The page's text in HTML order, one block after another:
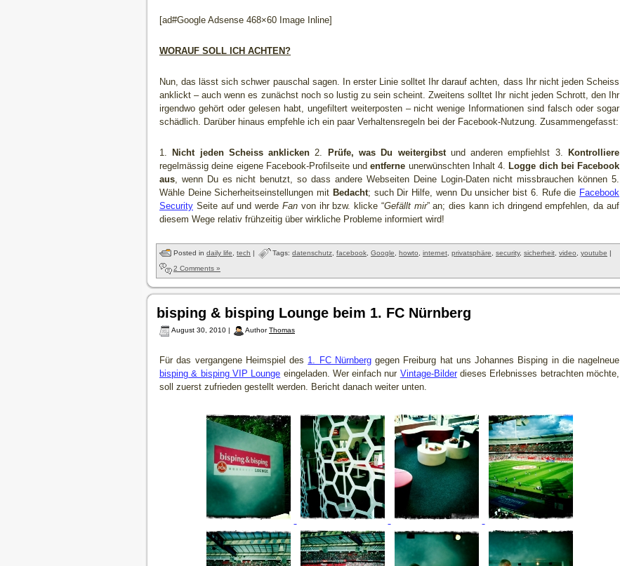
[ad#Google Adsense 468×60 Image Inline]
WORAUF SOLL ICH ACHTEN?
Nun, das lässt sich schwer pauschal sagen. In erster Linie solltet Ihr darauf achten, dass Ihr nicht jeden Scheiss
anklickt – auch wenn es zunächst noch so lustig zu sein scheint. Zweitens solltet Ihr nicht jeden Schrott, den Ihr
irgendwo gehört oder gelesen habt, ungefiltert weiterposten – nicht wenige Informationen sind falsch oder sogar
schädlich. Darüber hinaus empfehle ich ein paar Verhaltensregeln bei der Facebook-Nutzung. Zusammengefasst:
1. Nicht jeden Scheiss anklicken 2. Prüfe, was Du weitergibstund anderen empfiehlst 3.
Kontrolliere
regelmässig deine eigene Facebook-Profilseite undentferne unerwünschten Inhalt 4. Logge dich bei Facebook
aus, wenn Du es nicht benutzt, so dass andere Webseiten Deine Login-Daten nicht missbrauchen können 5.
Wähle Deine Sicherheitseinstellungen mit Bedacht; such Dir Hilfe, wenn Du unsicher bist 6. Rufe die Facebook
Security Seite auf und werde Fanvon ihr bzw. klicke “Gefällt mir” an; dies kann ich dringend empfehlen, da auf
diesem Wege relativ frühzeitig über wirkliche Probleme informiert wird!
Posted in daily life tech | Tags: datenschutz facebook Google howto internet privatsphäre security, sicherheit video youtube |
2 Comments »
bisping & bisping Lounge beim 1. FC Nürnberg
August 30, 2010 | AuthorThomas
Für das vergangene Heimspiel des 1. FC Nürnberggegen Freiburg hat uns Johannes Bisping in die nagelneue
bisping & bisping VIP Lounge eingeladen. Wer einfach nur Vintage-Bilderdieses Erlebnisses betrachten möchte,
soll zuerst zufrieden gestellt werden. Bericht danach weiter unten.